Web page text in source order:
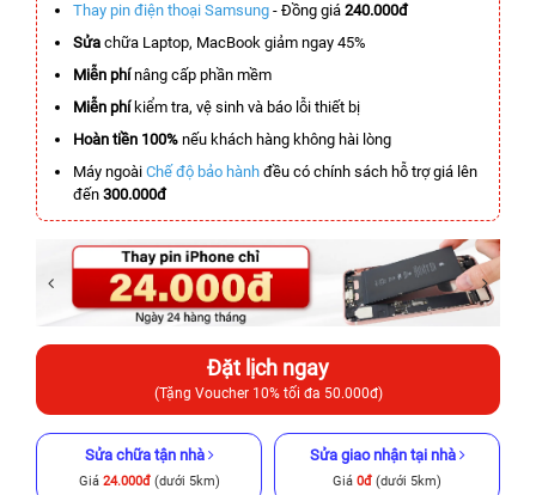
Thay pin điện thoại Samsung - Đồng giá 240.000đ
Sửa chữa Laptop, MacBook giảm ngay 45%
Miễn phínâng cấp phần mềm
Miễn phíkiểm tra, vệ sinh và báo lỗi thiết bị
Hoàn tiền 100% nếu khách hàng không hài lòng
Máy ngoài Chế độ bảo hành đều có chính sách hỗ trợ giá lên
đến 300.000đ
Đặt lịch ngay
(Tặng Voucher 10% tối đa 50.000đ)
Sửa chữa tận nhà
Giá 24.000đ(dưới 5km)
Sửa giao nhận tại nhà
Giá 0đ (dưới 5km)